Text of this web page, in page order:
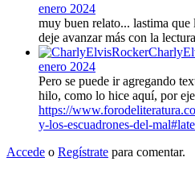
enero 2024
muy buen relato... lastima
deje avanzar más con la lectura
enero 2024
Pero se puede ir agregando
hilo, como lo hice aquí, por
https://
y-los-escuadrones-del-
Accede o Regístrate para comentar.